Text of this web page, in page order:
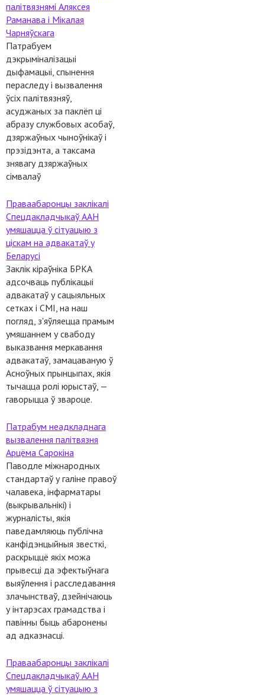
палітвязнямі Аляксея
Раманава і Мікалая
Чарняўскага
Патрабуем
дэкрыміналізацыі
дыфамацыі, спынення
пераследу і вызвалення
ўсіх палітвязняў,
асуджаных за паклёп ці
абразу службовых асобаў,
дзяржаўных чыноўнікаў і
прэзідэнта, а таксама
знявагу дзяржаўных
сімвалаў
Праваабаронцы заклікалі
Спецдакладчыкаў ААН
умяшацца ў сітуацыю з
ціскам на адвакатаў у
Беларусі
Заклік кіраўніка БРКА
адсочваць публікацыі
адвакатаў у сацыяльных
сетках і СМІ, на наш
погляд, з'яўляецца прамым
умяшаннем у свабоду
выказвання меркавання
адвакатаў, замацаваную ў
Асноўных прынцыпах, якія
тычацца ролі юрыстаў, —
гаворыцца ў звароце.
Патрабум неадкладнага
вызвалення палітвязня
Арцёма Сарокіна
Паводле міжнародных
стандартаў у галіне правоў
чалавека, інфарматары
(выкрывальнікі) і
журналісты, якія
паведамляюць публічна
канфідэнцыйныя звесткі,
раскрыццё якіх можа
прывесці да эфектыўнага
выяўлення і расследавання
злачынстваў, дзейнічаюць
у інтарэсах грамадства і
павінны быць абаронены
ад адказнасці.
Праваабаронцы заклікалі
Спецдакладчыкаў ААН
умяшацца ў сітуацыю з